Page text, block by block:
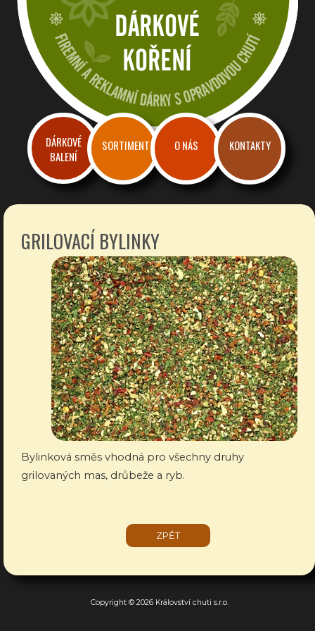
Dárkové a reklamní koření
Firemní dárky a reklama s chutí
DÁRKOVÉ
BALENÍ
SORTIMENT O NÁS KONTAKTY
GRILOVACÍ BYLINKY
Bylinková směs vhodná pro všechny druhy
grilovaných mas, drůbeže a ryb.
ZPĚT
Copyright © 2026 Království chuti s.r.o.